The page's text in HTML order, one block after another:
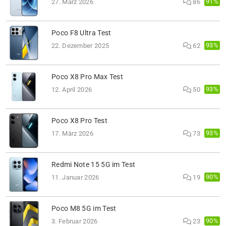
27. März 2026 86
Poco F8 Ultra Test
22. Dezember 2025 62 93%
Poco X8 Pro Max Test
12. April 2026 50 93%
Poco X8 Pro Test
17. März 2026 73 93%
Redmi Note 15 5G im Test
11. Januar 2026 19 90%
Poco M8 5G im Test
3. Februar 2026 23 90%